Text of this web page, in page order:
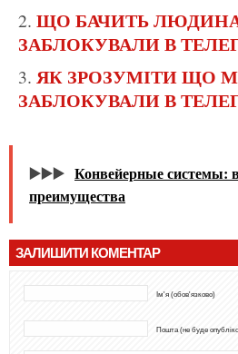
ЩО БАЧИТЬ ЛЮДИНА ЯКУ
ЗАБЛОКУВАЛИ В
ЯК ЗРОЗУМІТИ ЩО МЕНЕ
ЗАБЛОКУВАЛИ В
▶️▶️▶️ Конвейерные системы:
преимущества
ЗАЛИШИТИ КОМЕНТАР
Ім'я (обов'язково)
Пошта (не буде